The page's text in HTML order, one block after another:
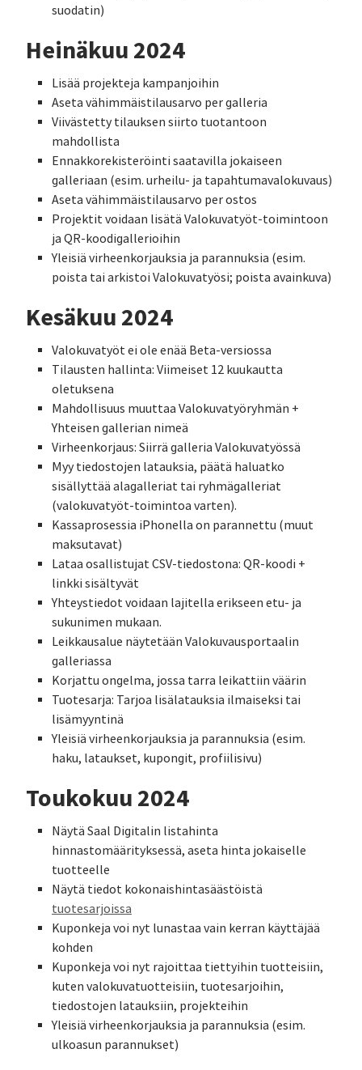
suodatin)
Heinäkuu 2024
Lisää projekteja kampanjoihin
Aseta vähimmäistilausarvo per galleria
Viivästetty tilauksen siirto tuotantoon
mahdollista
Ennakkorekisteröinti saatavilla jokaiseen
galleriaan (esim. urheilu- ja tapahtumavalokuvaus)
Aseta vähimmäistilausarvo per ostos
Projektit voidaan lisätä Valokuvatyöt-toimintoon
ja QR-koodigallerioihin
Yleisiä virheenkorjauksia ja parannuksia (esim.
poista tai arkistoi Valokuvatyösi; poista avainkuva)
Kesäkuu 2024
Valokuvatyöt ei ole enää Beta-versiossa
Tilausten hallinta: Viimeiset 12 kuukautta
oletuksena
Mahdollisuus muuttaa Valokuvatyöryhmän +
Yhteisen gallerian nimeä
Virheenkorjaus: Siirrä galleria Valokuvatyössä
Myy tiedostojen latauksia, päätä haluatko
sisällyttää alagalleriat tai ryhmägalleriat
(valokuvatyöt-toimintoa varten).
Kassaprosessia iPhonella on parannettu (muut
maksutavat)
Lataa osallistujat CSV-tiedostona: QR-koodi +
linkki sisältyvät
Yhteystiedot voidaan lajitella erikseen etu- ja
sukunimen mukaan.
Leikkausalue näytetään Valokuvausportaalin
galleriassa
Korjattu ongelma, jossa tarra leikattiin väärin
Tuotesarja: Tarjoa lisälatauksia ilmaiseksi tai
lisämyyntinä
Yleisiä virheenkorjauksia ja parannuksia (esim.
haku, lataukset, kupongit, profiilisivu)
Toukokuu 2024
Näytä Saal Digitalin listahinta
hinnastomäärityksessä, aseta hinta jokaiselle
tuotteelle
Näytä tiedot kokonaishintasäästöistä
tuotesarjoissa
Kuponkeja voi nyt lunastaa vain kerran käyttäjää
kohden
Kuponkeja voi nyt rajoittaa tiettyihin tuotteisiin,
kuten valokuvatuotteisiin, tuotesarjoihin,
tiedostojen latauksiin, projekteihin
Yleisiä virheenkorjauksia ja parannuksia (esim.
ulkoasun parannukset)